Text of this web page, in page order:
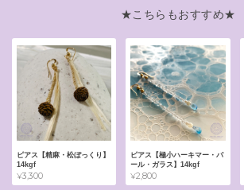
★こちらもおすすめ★
ピアス【精麻・松ぼっくり】
14kgf
¥3,300
ピアス【極小ハーキマー・パ
ール・ガラス】14kgf
¥2,800